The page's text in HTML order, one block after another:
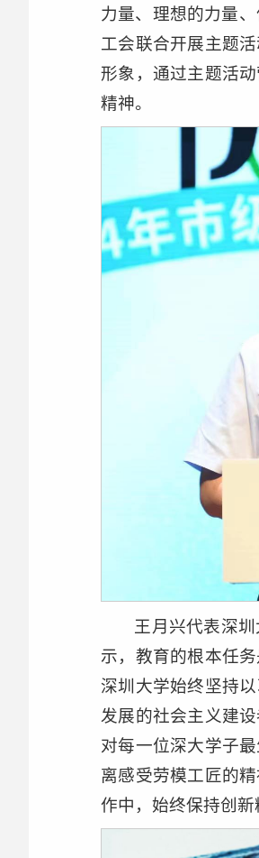
力量、理想的力量
工会联合开展主题
形象，通过主题活
精神。
王月兴代表深
示，教育的根本任
深圳大学始终坚持
发展的社会主义建
对每一位深大学子
离感受劳模工匠的
作中，始终保持创